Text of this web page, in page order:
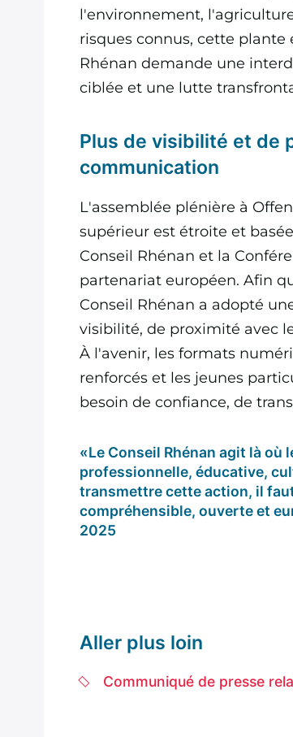
l'environnement,
risques connus, cette plante
Rhénan demande une
ciblée et une lutte
Plus de visibilité et de
communication
L'assemblée plénière à
supérieur est étroite et
Conseil Rhénan et la
partenariat européen. Afin
Conseil Rhénan a adopté
visibilité, de proximité avec
À l'avenir, les formats
renforcés et les jeunes
besoin de confiance, de
«Le Conseil Rhénan agit là
professionnelle, éducative,
transmettre cette action, il
compréhensible, ouverte et
2025
Aller plus loin
Communiqué de presse